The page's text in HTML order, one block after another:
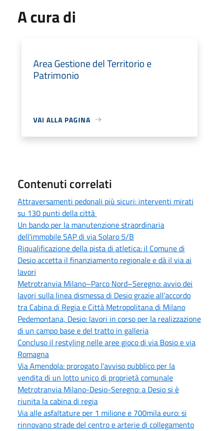
A cura di
Area Gestione del Territorio e
Patrimonio
VAI ALLA PAGINA
Contenuti correlati
Attraversamenti pedonali più sicuri: interventi mirati
su 130 punti della città
Un bando per la manutenzione straordinaria
dell'immobile SAP di via Solaro 5/B
Riqualificazione della pista di atletica: il Comune di
Desio accetta il finanziamento regionale e dà il via ai
lavori
Metrotranvia Milano–Parco Nord–Seregno: avvio dei
lavori sulla linea dismessa di Desio grazie all’accordo
tra Cabina di Regia e Città Metropolitana di Milano
Pedemontana, Desio: lavori in corso per la realizzazione
di un campo base e del tratto in galleria
Concluso il restyling nelle aree gioco di via Bosio e via
Romagna
Via Amendola: prorogato l'avviso pubblico per la
vendita di un lotto unico di proprietà comunale
Metrotranvia Milano-Desio-Seregno: a Desio si è
riunita la cabina di regia
Via alle asfaltature per 1 milione e 700mila euro: si
rinnovano strade del centro e arterie di collegamento